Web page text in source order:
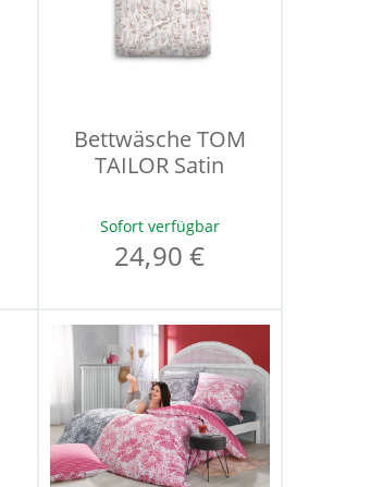
Bettwäsche TOM
TAILOR Satin
Sofort verfügbar
24,90 €